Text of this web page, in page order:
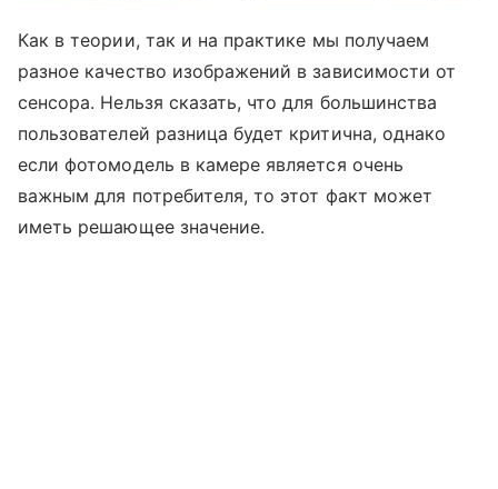
Как в теории, так и на практике мы получаем
разное качество изображений в зависимости от
сенсора. Нельзя сказать, что для большинства
пользователей разница будет критична, однако
если фотомодель в камере является очень
важным для потребителя, то этот факт может
иметь решающее значение.